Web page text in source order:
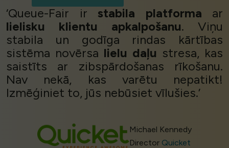
‘Queue-Fair ir stabila platforma ar
lielisku klientu apkalpošanu. Viņu
stabila un godīga rindas kārtības
sistēma novērsa lielu daļu stresa, kas
saistīts ar zibspārdošanas rīkošanu.
Nav nekā, kas varētu nepatikt!
Izmēģiniet to, jūs nebūsiet vīlušies.’
Michael Kennedy
Director Quicket